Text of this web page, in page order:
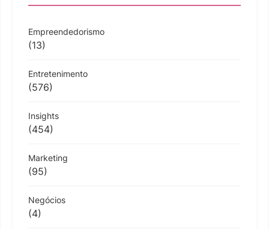
Empreendedorismo
(13)
Entretenimento
(576)
Insights
(454)
Marketing
(95)
Negócios
(4)